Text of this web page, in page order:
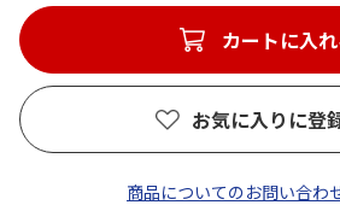
カートに入
お気に入りに登
商品についてのお問い合わ